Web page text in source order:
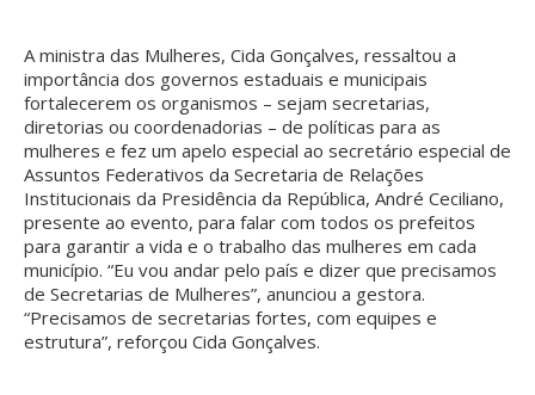
A ministra das Mulheres, Cida Gonçalves, ressaltou a
importância dos governos estaduais e municipais
fortalecerem os organismos – sejam secretarias,
diretorias ou coordenadorias – de políticas para as
mulheres e fez um apelo especial ao secretário especial de
Assuntos Federativos da Secretaria de Relações
Institucionais da Presidência da República, André Ceciliano,
presente ao evento, para falar com todos os prefeitos
para garantir a vida e o trabalho das mulheres em cada
município. “Eu vou andar pelo país e dizer que precisamos
de Secretarias de Mulheres”, anunciou a gestora.
“Precisamos de secretarias fortes, com equipes e
estrutura”, reforçou Cida Gonçalves.